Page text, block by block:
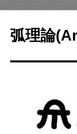
テ
ン
へ
弧理論